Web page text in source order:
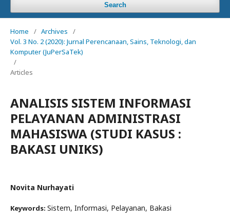
Search
Home / Archives
/
Vol. 3 No. 2 (2020): Jurnal Perencanaan, Sains, Teknologi, dan
Komputer (JuPerSaTek)
/
Articles
ANALISIS SISTEM INFORMASI
PELAYANAN ADMINISTRASI
MAHASISWA (STUDI KASUS :
BAKASI UNIKS)
Novita Nurhayati
Keywords: Sistem, Informasi, Pelayanan, Bakasi